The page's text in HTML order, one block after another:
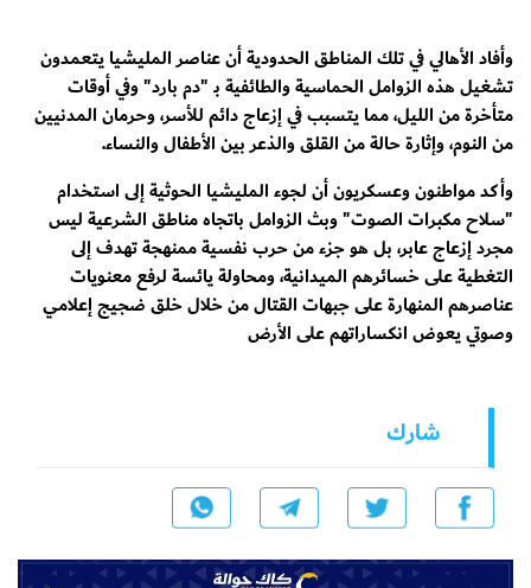
وأفاد الأهالي في تلك المناطق الحدودية أن عناصر المليشيا يتعمدون
تشغيل هذه الزوامل الحماسية والطائفية بـ "دم بارد" وفي أوقات
متأخرة من الليل، مما يتسبب في إزعاج دائم للأسر، وحرمان المدنيين
من النوم، وإثارة حالة من القلق والذعر بين الأطفال والنساء.
وأكد مواطنون وعسكريون أن لجوء المليشيا الحوثية إلى استخدام
"سلاح مكبرات الصوت" وبث الزوامل باتجاه مناطق الشرعية ليس
مجرد إزعاج عابر، بل هو جزء من حرب نفسية ممنهجة تهدف إلى
التغطية على خسائرهم الميدانية، ومحاولة يائسة لرفع معنويات
عناصرهم المنهارة على جبهات القتال من خلال خلق ضجيج إعلامي
وصوتي يعوض انكساراتهم على الأرض
شارك